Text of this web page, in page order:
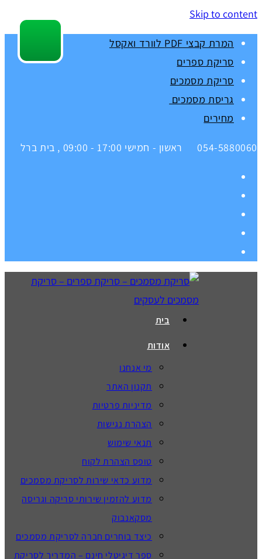
Skip to content
המרת קבצי PDF לוורד ואקסל
סריקת ספרים
סריקת מסמכים
גריסת מסמכים
מחירים
054-5880060 ראשון - חמישי 17:00 - 09:00 , בית ברל
בית
אודות
מי אנחנו
תקנון האתר
מדיניות פרטיות
הצהרת נגישות
תנאי שימוש
טופס הצהרת לקוח
מדוע כדאי שירות לסריקת מסמכים
מדוע להזמין שירותי סריקה וגריסה
מסקאנבוק
כיצד בוחרים חברה לסריקת מסמכים
ספר דיגיטלי חינם – המדריך לסריקת